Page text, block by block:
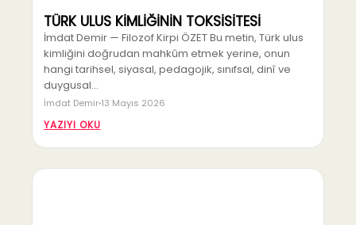
TÜRK ULUS KİMLİĞİNİN TOKSİSİTESİ
İmdat Demir — Filozof Kirpi ÖZET Bu metin, Türk ulus
kimliğini doğrudan mahkûm etmek yerine, onun
hangi tarihsel, siyasal, pedagojik, sınıfsal, dinî ve
duygusal…
İmdat Demir 13 Mayıs 2026
YAZIYI OKU